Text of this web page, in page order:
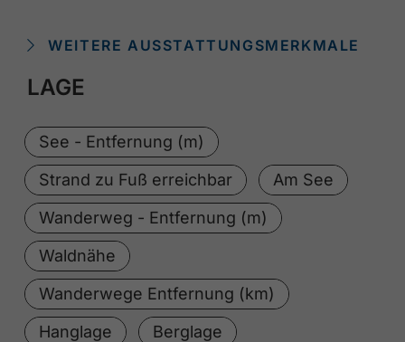
WEITERE AUSSTATTUNGSMERKMALE
LAGE
See - Entfernung (m)
Strand zu Fuß erreichbar
Am See
Wanderweg - Entfernung (m)
Waldnähe
Wanderwege Entfernung (km)
Hanglage
Berglage